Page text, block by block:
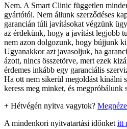
Nem. A Smart Clinic független
gyártótól. Nem állunk szerződéses
garancián túli javításokat végzünk
az érdekünk, hogy a javítást legjobb
nem azon dolgozunk, hogy bújjunk
Ugyanakkor azt javasoljuk, ha
ázott, nincs összetörve, mert ezek
érdemes inkább egy garanciális
Ha ott nem sikerül megoldást kínálni
keress meg minket, és megpróbálunk
+ Hétvégén nyitva vagytok?
A mindenkori nyitvatartási időnket itt